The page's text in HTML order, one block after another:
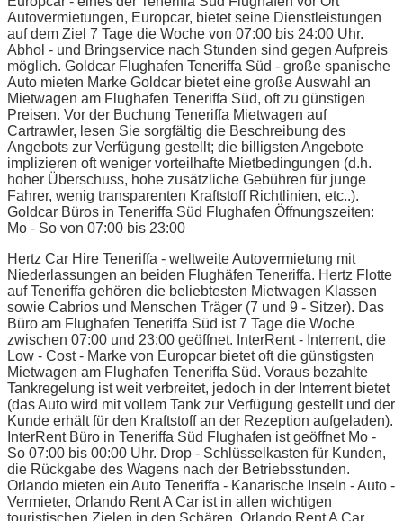
Autovermietungen, Europcar, bietet seine Dienstleistungen
auf dem Ziel 7 Tage die Woche von 07:00 bis 24:00 Uhr.
Abhol - und Bringservice nach Stunden sind gegen Aufpreis
möglich. Goldcar Flughafen Teneriffa Süd - große spanische
Auto mieten Marke Goldcar bietet eine große Auswahl an
Mietwagen am Flughafen Teneriffa Süd, oft zu günstigen
Preisen. Vor der Buchung Teneriffa Mietwagen auf
Cartrawler, lesen Sie sorgfältig die Beschreibung des
Angebots zur Verfügung gestellt; die billigsten Angebote
implizieren oft weniger vorteilhafte Mietbedingungen (d.h.
hoher Überschuss, hohe zusätzliche Gebühren für junge
Fahrer, wenig transparenten Kraftstoff Richtlinien, etc..).
Goldcar Büros in Teneriffa Süd Flughafen Öffnungszeiten:
Mo - So von 07:00 bis 23:00
Hertz Car Hire Teneriffa - weltweite Autovermietung mit
Niederlassungen an beiden Flughäfen Teneriffa. Hertz Flotte
auf Teneriffa gehören die beliebtesten Mietwagen Klassen
sowie Cabrios und Menschen Träger (7 und 9 - Sitzer). Das
Büro am Flughafen Teneriffa Süd ist 7 Tage die Woche
zwischen 07:00 und 23:00 geöffnet. InterRent - Interrent, die
Low - Cost - Marke von Europcar bietet oft die günstigsten
Mietwagen am Flughafen Teneriffa Süd. Voraus bezahlte
Tankregelung ist weit verbreitet, jedoch in der Interrent bietet
(das Auto wird mit vollem Tank zur Verfügung gestellt und der
Kunde erhält für den Kraftstoff an der Rezeption aufgeladen).
InterRent Büro in Teneriffa Süd Flughafen ist geöffnet Mo -
So 07:00 bis 00:00 Uhr. Drop - Schlüsselkasten für Kunden,
die Rückgabe des Wagens nach der Betriebsstunden.
Orlando mieten ein Auto Teneriffa - Kanarische Inseln - Auto -
Vermieter, Orlando Rent A Car ist in allen wichtigen
touristischen Zielen in den Schären. Orlando Rent A Car